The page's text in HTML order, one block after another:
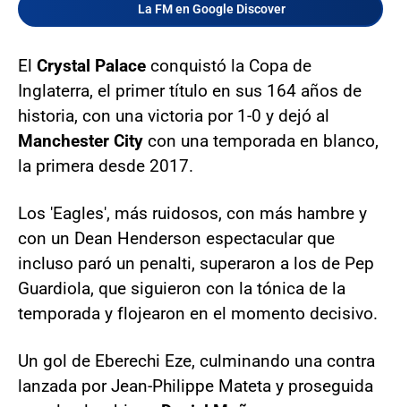
La FM en Google Discover
El Crystal Palace conquistó la Copa de
Inglaterra, el primer título en sus 164 años de
historia, con una victoria por 1-0 y dejó al
Manchester City con una temporada en blanco,
la primera desde 2017.
Los 'Eagles', más ruidosos, con más hambre y
con un Dean Henderson espectacular que
incluso paró un penalti, superaron a los de Pep
Guardiola, que siguieron con la tónica de la
temporada y flojearon en el momento decisivo.
Un gol de Eberechi Eze, culminando una contra
lanzada por Jean-Philippe Mateta y proseguida